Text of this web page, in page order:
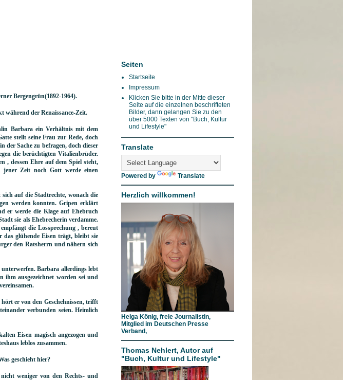
Bergengrün(1892-1964).
während der Renaissance-Zeit.
Barbara ein Verhältnis mit dem
stellt seine Frau zur Rede, doch
der Sache zu befragen, doch dieser
die berüchtigten Vitalienbrüder.
, dessen Ehre auf dem Spiel steht,
Zeit noch Gott werde einen
auf die Stadtrechte, wonach die
werden konnten. Gripen erklärt
er werde die Klage auf Ehebruch
sie als Ehebrecherin verdamme.
die Lossprechung , bereut
das glühende Eisen trägt, bleibt sie
den Ratsherrn und nähern sich
Barbara allerdings lebt
ihm ausgezeichnet worden sei und
er von den Geschehnissen, trifft
verbunden seien. Heimlich
Eisen magisch angezogen und
leblos zusammen.
geschieht hier?
weniger von den Rechts- und
Seiten
Startseite
Impressum
Klicken Sie bitte in der Mitte dieser
Seite auf die einzelnen beschrifteten
Bilder, dann gelangen Sie zu den
über 5000 Texten von "Buch, Kultur
und Lifestyle"
Translate
Powered by Translate
Herzlich willkommen!
Helga König, freie Journalistin,
Mitglied im Deutschen Presse
Verband,
Thomas Nehlert, Autor auf
"Buch, Kultur und Lifestyle"